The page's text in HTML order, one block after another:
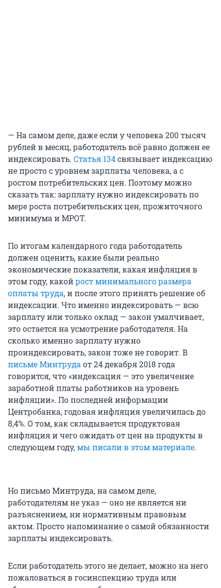
— На самом деле, даже если у человека 200 тысяч
рублей в месяц, работодатель всё равно должен ее
индексировать. Статья 134связывает индексацию
не просто с уровнем зарплаты человека, а с
ростом потребительских цен. Поэтому можно
сказать так: зарплату нужно индексировать по
мере роста потребительских цен, прожиточного
минимума и МРОТ.
По итогам календарного года работодатель
должен оценить, какие были реально
экономические показатели, какая инфляция в
этом году, какойрост минимального размера
оплаты труда, и после этого принять решение об
индексации. Что именно индексировать — всю
зарплату или только оклад — закон умалчивает,
это остается на усмотрение работодателя. На
сколько именно зарплату нужно
проиндексировать, закон тоже не говорит. В
письме Минтрудаот 24 декабря 2018 года
говорится, что «индексация — это увеличение
заработной платы работников на уровень
инфляции». По последней информации
Центробанка, годовая инфляция увеличилась до
8,4%. О том, как складывается продуктовая
инфляция и чего ожидать от цен на продукты в
следующем году,мы писали в этом материале.
Но письмо Минтруда, на самом деле,
работодателям не указ — оно не является ни
разъяснением, ни нормативным правовым
актом. Просто напоминание о самой обязанности
зарплаты индексировать.
Если работодатель этого не делает, можно на него
пожаловаться в госинспекцию труда или